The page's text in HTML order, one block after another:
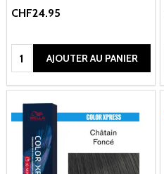
CHF24.95
Quantité:AJOUTER AU PANIER